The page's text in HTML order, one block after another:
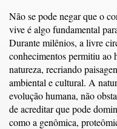
Não se pode negar que o
vive é algo fundamental
Durante milênios, a livre
conhecimentos permitiu ao
natureza, recriando
ambiental e cultural. A
evolução humana, não
de acreditar que pode
como a genômica,